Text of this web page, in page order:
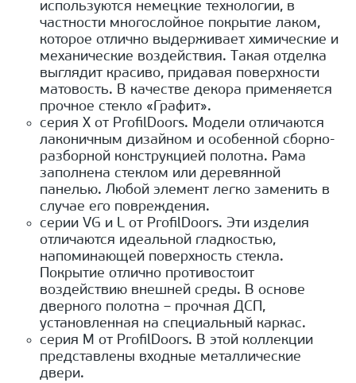
используются немецкие технологии, в
частности многослойное покрытие лаком,
которое отлично выдерживает химические и
механические воздействия. Такая отделка
выглядит красиво, придавая поверхности
матовость. В качестве декора применяется
прочное стекло «Графит».
серия Х от ProfilDoors. Модели отличаются
лаконичным дизайном и особенной сборно-
разборной конструкцией полотна. Рама
заполнена стеклом или деревянной
панелью. Любой элемент легко заменить в
случае его повреждения.
серии VG и L от ProfilDoors. Эти изделия
отличаются идеальной гладкостью,
напоминающей поверхность стекла.
Покрытие отлично противостоит
воздействию внешней среды. В основе
дверного полотна – прочная ДСП,
установленная на специальный каркас.
серия М от ProfilDoors. В этой коллекции
представлены входные металлические
двери.